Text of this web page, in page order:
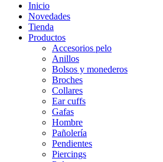
Inicio
Novedades
Tienda
Productos
Accesorios pelo
Anillos
Bolsos y monederos
Broches
Collares
Ear cuffs
Gafas
Hombre
Pañolería
Pendientes
Piercings